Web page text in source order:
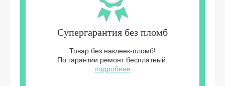
Супергарантия без пломб
Товар без наклеек-пломб!
По гарантии ремонт бесплатный.
подробнее